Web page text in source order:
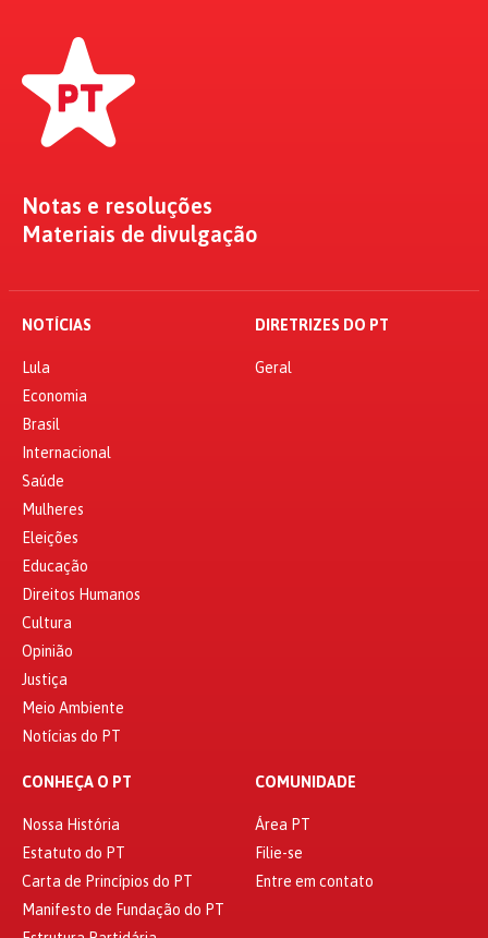
Notas e resoluções
Materiais de divulgação
NOTÍCIAS
Lula
Economia
Brasil
Internacional
Saúde
Mulheres
Eleições
Educação
Direitos Humanos
Cultura
Opinião
Justiça
Meio Ambiente
Notícias do PT
DIRETRIZES DO PT
Geral
CONHEÇA O PT
Nossa História
Estatuto do PT
Carta de Princípios do PT
Manifesto de Fundação do PT
COMUNIDADE
Área PT
Filie-se
Entre em contato